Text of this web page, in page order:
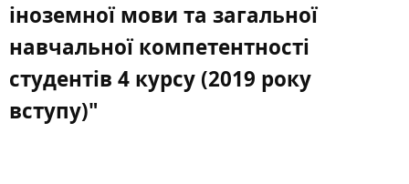
іноземної мови та загальної
навчальної компетентності
студентів 4 курсу (2019 року
вступу)"